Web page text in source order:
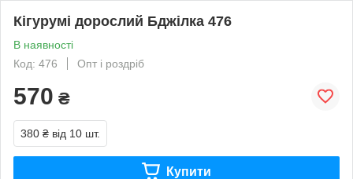
Кігурумі дорослий Бджілка 476
В наявності
Код: 476
Опт і роздріб
570 ₴
380 ₴ від 10 шт.
Купити